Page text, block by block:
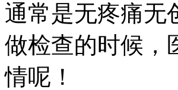
通常是无疼痛无
做检查的时候，
情呢！